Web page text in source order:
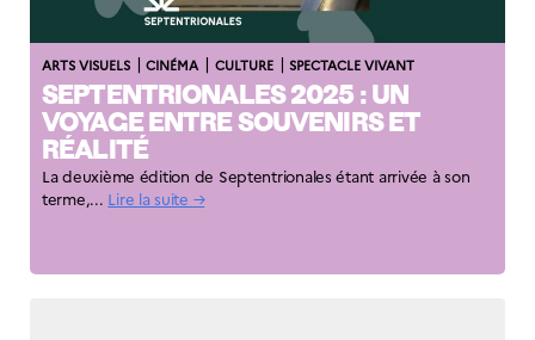
ARTS VISUELS |CINÉMA | CULTURE |SPECTACLE VIVANT
SEPTENTRIONALES 2025 : UN
VOYAGE ENTRE SOUVENIRS ET
RÉALITÉ
La deuxième édition de Septentrionales étant arrivée à son
terme,... Lire la suite →